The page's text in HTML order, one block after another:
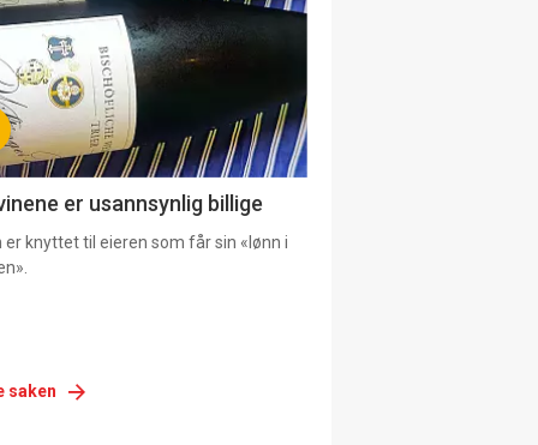
er usannsynlig billige
er knyttet til eieren som får sin «lønn i
saken